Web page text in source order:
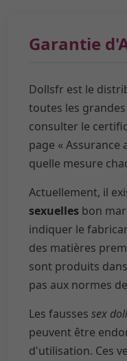
Garantie
Dollsfr est le
toutes les
consulter le
page «
quelle mesure
Actuellement, il
sexuelles bon
indiquer le
des matières
sont produits
pas aux normes
Les fausses sex
peuvent être
d'utilisation. Ces